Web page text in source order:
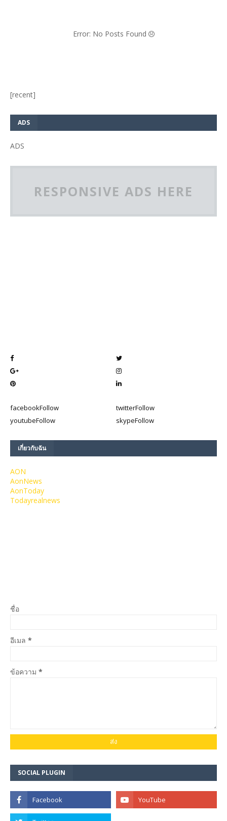
Error: No Posts Found
[recent]
ADS
ADS
RESPONSIVE ADS HERE
facebookFollow twitterFollow
youtubeFollow skypeFollow
เกี่ยวกับฉัน
AON
AonNews
AonToday
Todayrealnews
ชื่อ
อีเมล *
ข้อความ *
SOCIAL PLUGIN